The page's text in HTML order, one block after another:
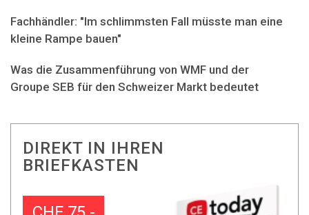
Fachhändler: "Im schlimmsten Fall müsste man eine
kleine Rampe bauen"
Was die Zusammenführung von WMF und der
Groupe SEB für den Schweizer Markt bedeutet
DIREKT IN IHREN
BRIEFKASTEN